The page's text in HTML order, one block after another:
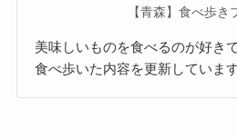
【青森】食べ歩き
美味しいものを食べるのが好き
食べ歩いた内容を更新しています